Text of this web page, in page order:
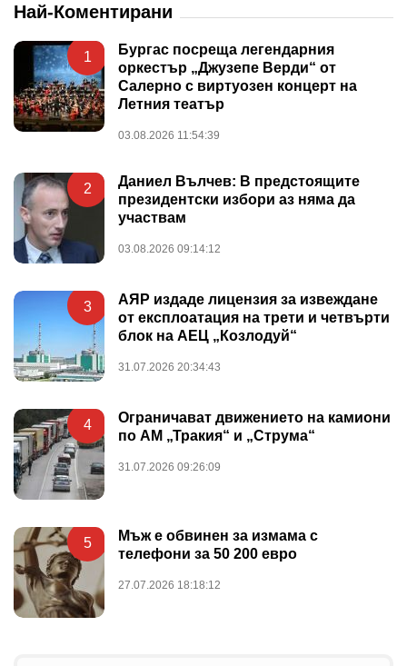
Най-Коментирани
1
Бургас посреща легендарния
оркестър „Джузепе Верди“ от
Салерно с виртуозен концерт на
Летния театър
03.08.2026 11:54:39
2
Даниел Вълчев: В предстоящите
президентски избори аз няма да
участвам
03.08.2026 09:14:12
3
АЯР издаде лицензия за извеждане
от експлоатация на трети и четвърти
блок на АЕЦ „Козлодуй“
31.07.2026 20:34:43
4
Ограничават движението на камиони
по АМ „Тракия“ и „Струма“
31.07.2026 09:26:09
5
Мъж е обвинен за измама с
телефони за 50 200 евро
27.07.2026 18:18:12